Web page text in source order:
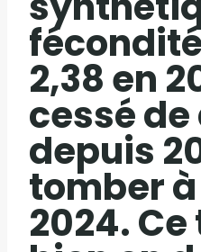
2,38 en
cessé
depuis
tomber à
2024.